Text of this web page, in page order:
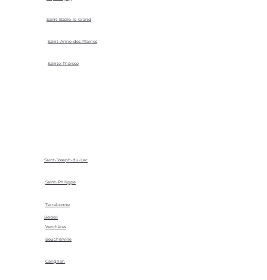
Saint-Basile-le-Grand
Saint-Anne-des-Plaines
Sainte-Thérèse
Saint-Joseph-du-Lac
Saint-Philippe
Terrebonne
Verchères
Beloeil
Boucherville
Carignan